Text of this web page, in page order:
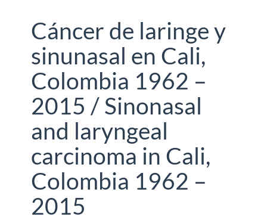
Cáncer de laringe y
sinunasal en Cali,
Colombia 1962 –
2015 / Sinonasal
and laryngeal
carcinoma in Cali,
Colombia 1962 –
2015